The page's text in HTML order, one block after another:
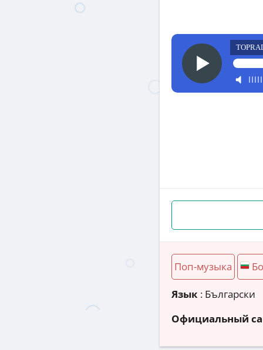
Поп-музыка
Язык : Български
Официальный